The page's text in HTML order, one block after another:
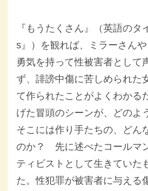
『もうたくさん』（英語の
s』）を観れば、ミラーさん
勇気を持って性被害者として
ず、誹謗中傷に苦しめられた
て作られたことがよくわかる
げた冒頭のシーンが、どのよ
そこには作り手たちの、どん
のか？ 先に述べたコールマ
ティビストとして生きていた
た。性犯罪が被害者に与える